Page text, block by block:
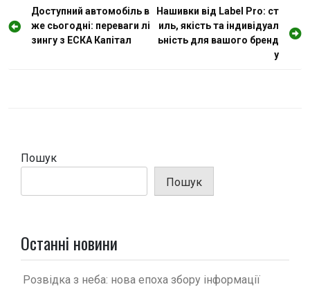
Н
а
Доступний автомобіль в
же сьогодні: переваги лі
зингу з ЕСКА Капітал
Нашивки від Label Pro: ст
иль, якість та індивідуал
ьність для вашого бренд
у
Пошук
Пошук
Останні новини
Розвідка з неба: нова епоха збору інформації